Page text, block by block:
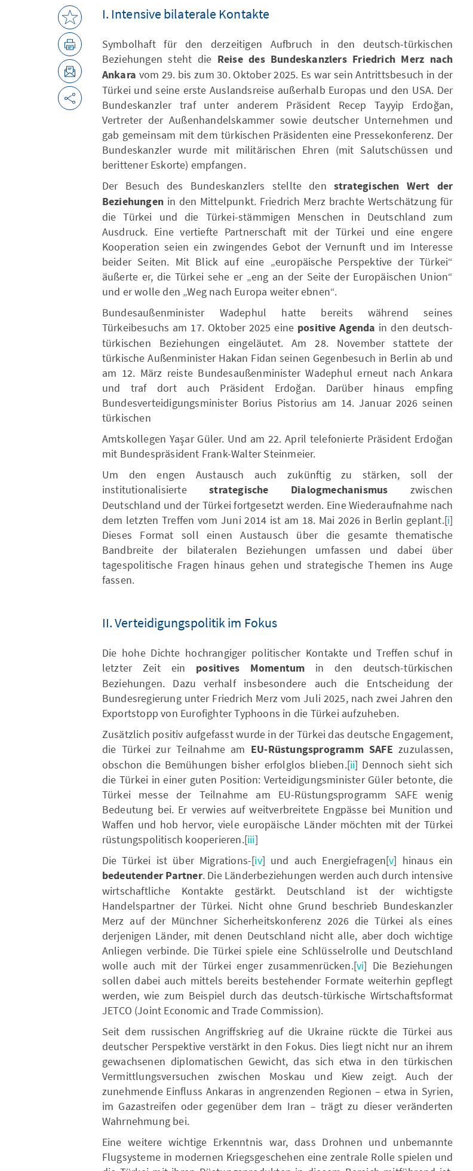
I. Intensive bilaterale Kontakte
Symbolhaft für den derzeitigen Aufbruch in den deutsch-türkischen
Beziehungen steht die Reise des Bundeskanzlers Friedrich Merz nach
Ankara vom 29. bis zum 30. Oktober 2025. Es war sein Antrittsbesuch in der
Türkei und seine erste Auslandsreise außerhalb Europas und den USA. Der
Bundeskanzler traf unter anderem Präsident Recep Tayyip Erdoğan,
Vertreter der Außenhandelskammer sowie deutscher Unternehmen und
gab gemeinsam mit dem türkischen Präsidenten eine Pressekonferenz. Der
Bundeskanzler wurde mit militärischen Ehren (mit Salutschüssen und
berittener Eskorte) empfangen.
Der Besuch des Bundeskanzlers stellte denstrategischen Wert der
Beziehungen in den Mittelpunkt. Friedrich Merz brachte Wertschätzung für
die Türkei und die Türkei-stämmigen Menschen in Deutschland zum
Ausdruck. Eine vertiefte Partnerschaft mit der Türkei und eine engere
Kooperation seien ein zwingendes Gebot der Vernunft und im Interesse
beider Seiten. Mit Blick auf eine „europäische Perspektive der Türkei“
äußerte er, die Türkei sehe er „eng an der Seite der Europäischen Union“
und er wolle den „Weg nach Europa weiter ebnen“.
Bundesaußenminister Wadephul hatte bereits während seines
Türkeibesuchs am 17. Oktober 2025 eine positive Agenda in den deutsch-
türkischen Beziehungen eingeläutet. Am 28. November stattete der
türkische Außenminister Hakan Fidan seinen Gegenbesuch in Berlin ab und
am 12. März reiste Bundesaußenminister Wadephul erneut nach Ankara
und traf dort auch Präsident Erdoğan. Darüber hinaus empfing
Bundesverteidigungsminister Borius Pistorius am 14. Januar 2026 seinen
türkischen
Amtskollegen Yaşar Güler. Und am 22. April telefonierte Präsident Erdoğan
mit Bundespräsident Frank-Walter Steinmeier.
Um den engen Austausch auch zukünftig zu stärken, soll der
institutionalisiertestrategische Dialogmechanismus zwischen
Deutschland und der Türkei fortgesetzt werden. Eine Wiederaufnahme nach
dem letzten Treffen vom Juni 2014 ist am 18. Mai 2026 in Berlin geplant.[i]
Dieses Format soll einen Austausch über die gesamte thematische
Bandbreite der bilateralen Beziehungen umfassen und dabei über
tagespolitische Fragen hinaus gehen und strategische Themen ins Auge
fassen.
II. Verteidigungspolitik im Fokus
Die hohe Dichte hochrangiger politischer Kontakte und Treffen schuf in
letzter Zeit ein positives Momentum in den deutsch-türkischen
Beziehungen. Dazu verhalf insbesondere auch die Entscheidung der
Bundesregierung unter Friedrich Merz vom Juli 2025, nach zwei Jahren den
Exportstopp von Eurofighter Typhoons in die Türkei aufzuheben.
Zusätzlich positiv aufgefasst wurde in der Türkei das deutsche Engagement,
die Türkei zur Teilnahme am EU-Rüstungsprogramm SAFE zuzulassen,
obschon die Bemühungen bisher erfolglos blieben.[ii] Dennoch sieht sich
die Türkei in einer guten Position: Verteidigungsminister Güler betonte, die
Türkei messe der Teilnahme am EU-Rüstungsprogramm SAFE wenig
Bedeutung bei. Er verwies auf weitverbreitete Engpässe bei Munition und
Waffen und hob hervor, viele europäische Länder möchten mit der Türkei
rüstungspolitisch kooperieren.[iii]
Die Türkei ist über Migrations-[iv] und auch Energiefragen[v] hinaus ein
bedeutender Partner. Die Länderbeziehungen werden auch durch intensive
wirtschaftliche Kontakte gestärkt. Deutschland ist der wichtigste
Handelspartner der Türkei. Nicht ohne Grund beschrieb Bundeskanzler
Merz auf der Münchner Sicherheitskonferenz 2026 die Türkei als eines
derjenigen Länder, mit denen Deutschland nicht alle, aber doch wichtige
Anliegen verbinde. Die Türkei spiele eine Schlüsselrolle und Deutschland
wolle auch mit der Türkei enger zusammenrücken.[vi] Die Beziehungen
sollen dabei auch mittels bereits bestehender Formate weiterhin gepflegt
werden, wie zum Beispiel durch das deutsch-türkische Wirtschaftsformat
JETCO (Joint Economic and Trade Commission).
Seit dem russischen Angriffskrieg auf die Ukraine rückte die Türkei aus
deutscher Perspektive verstärkt in den Fokus. Dies liegt nicht nur an ihrem
gewachsenen diplomatischen Gewicht, das sich etwa in den türkischen
Vermittlungsversuchen zwischen Moskau und Kiew zeigt. Auch der
zunehmende Einfluss Ankaras in angrenzenden Regionen – etwa in Syrien,
im Gazastreifen oder gegenüber dem Iran – trägt zu dieser veränderten
Wahrnehmung bei.
Eine weitere wichtige Erkenntnis war, dass Drohnen und unbemannte
Flugsysteme in modernen Kriegsgeschehen eine zentrale Rolle spielen und